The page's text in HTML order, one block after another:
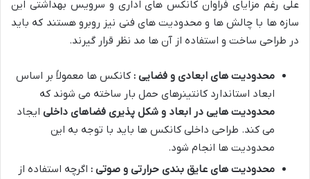
علی رغم مزایای فراوان کانکس های اداری و سرویس بهداشتی این
سازه ها با چالش ها و محدودیت های فنی نیز روبرو هستند که باید
در طراحی ساخت و استفاده از آن ها مد نظر قرار گیرند.
محدودیت های ابعادی و فضایی : کانکس ها معمولاً بر اساس
ابعاد استاندارد کانتینرهای حمل بار ساخته می شوند که
محدودیت هایی در ابعاد و شکل پذیری فضاهای داخلی ایجاد
می کند. طراحی داخلی کانکس ها باید با توجه به این
محدودیت ها انجام شود.
محدودیت های عایق بندی حرارتی و صوتی : اگرچه استفاده از